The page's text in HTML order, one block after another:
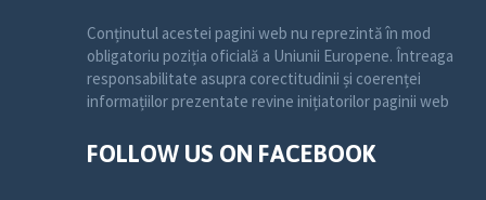
Conținutul acestei pagini web nu reprezintă în mod
obligatoriu poziția oficială a Uniunii Europene. Întreaga
responsabilitate asupra corectitudinii și coerenței
informațiilor prezentate revine inițiatorilor paginii web
FOLLOW US ON FACEBOOK